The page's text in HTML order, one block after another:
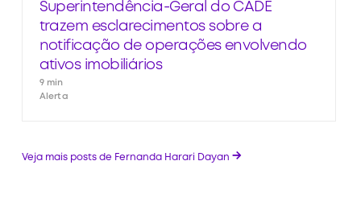
Superintendência-Geral do CADE
trazem esclarecimentos sobre a
notificação de operações envolvendo
ativos imobiliários
9 min
Alerta
Veja mais posts de Fernanda Harari Dayan →